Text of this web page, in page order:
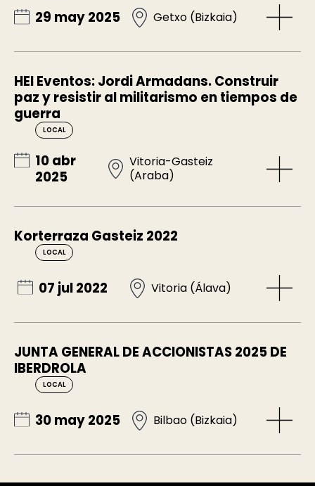
29 may 2025 Getxo (Bizkaia)
HEI Eventos: Jordi Armadans. Construir
paz y resistir al militarismo en tiempos de
guerra
LOCAL
10 abr
2025
Vitoria-Gasteiz
(Araba)
Korterraza Gasteiz 2022
LOCAL
07 jul 2022 Vitoria (Álava)
JUNTA GENERAL DE ACCIONISTAS 2025 DE
IBERDROLA
LOCAL
30 may 2025 Bilbao (Bizkaia)